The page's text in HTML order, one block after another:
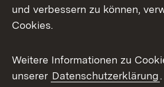
X / Twitter
Youtube
Kontakt
und verbessern zu können,
Cookies.
Weitere Informationen zu
unserer Datenschutzerklärung.